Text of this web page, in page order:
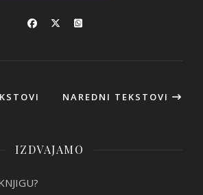
NAREDNI TEKSTOVI
IZDVAJAMO